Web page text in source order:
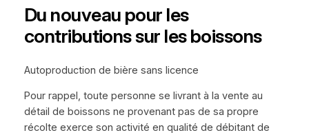
Du nouveau pour les
contributions sur les boissons
Autoproduction de bière sans licence
Pour rappel, toute personne se livrant à la vente au
détail de boissons ne provenant pas de sa propre
récolte exerce son activité en qualité de débitant de